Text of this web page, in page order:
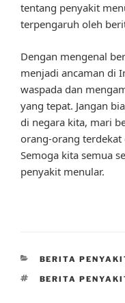
tentang penyakit
terpengaruh oleh
Dengan mengenal
menjadi ancaman di
waspada dan
yang tepat. Jangan
di negara kita, mari
orang-orang terdekat
Semoga kita semua
penyakit menular.
CATEGORIES
BERITA
TAGS
BERITA